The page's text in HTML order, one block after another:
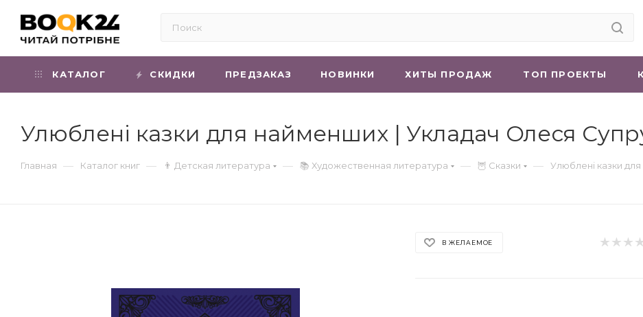
КАТАЛОГ СКИДКИ ПРЕДЗАКАЗ НОВИНКИ ХИТЫ ПРОДАЖ ТОП ПРОЕКТЫ
Улюблені казки для найменших | Укладач Олеся
Главная — Каталог книг — 👨 Детская литература — 📚 Художественная литература — 🦉 Сказки — Улюблені казки
В ЖЕЛАЕМОЕ